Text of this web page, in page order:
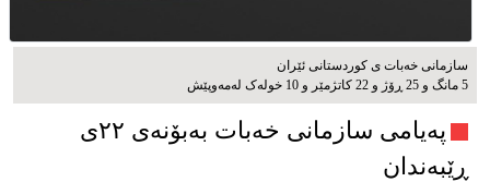
سازمانی خەبات ی كوردستانی ئێران
5 مانگ و 25 ڕۆژ و 22 کاتژمێر و 10 خوله‌ک له‌مه‌وپێش‌
پەیامی سازمانی خەبات بەبۆنەی ۲۲ی
ڕێبەندان